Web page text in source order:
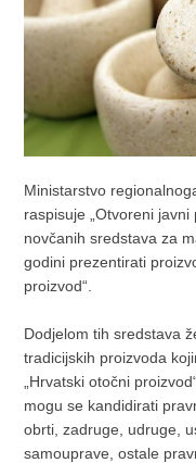
Ministarstvo
raspisuje „Otvoreni
novčanih sredstava za
godini prezentirati
proizvod“.
Dodjelom tih sredstava
tradicijskih proizvoda
„Hrvatski otočni
mogu se kandidirati
obrti, zadruge, udruge,
samouprave, ostale